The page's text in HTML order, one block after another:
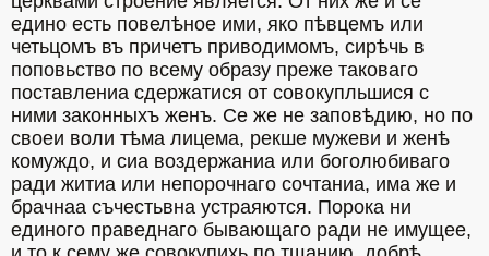
едино есть повелѣное ими, яко пѣвцемъ или
четьцомъ въ причетъ приводимомъ, сирѣчь в
поповьство по всему образу преже таковаго
поставлениа сдержатися от совокупльшися с
ними законныхъ женъ. Се же не заповѣдию, но по
своеи воли тѣма лицема, рекше мужеви и женѣ
комуждо, и сиа воздержаниа или боголюбиваго
ради житиа или непорочнаго сочтаниа, има же и
брачнаа съчестьвна устраяются. Порока ни
единого праведнаго бывающаго ради не имущее,